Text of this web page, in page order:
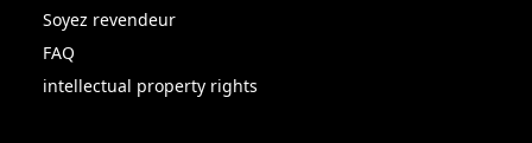
Soyez revendeur
FAQ
intellectual property rights